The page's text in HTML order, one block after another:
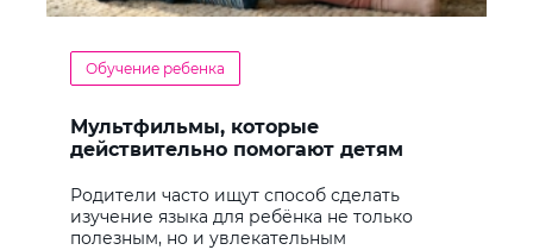
Обучение ребенка
Мультфильмы, которые
действительно помогают детям
Родители часто ищут способ сделать
изучение языка для ребёнка не только
полезным, но и увлекательным